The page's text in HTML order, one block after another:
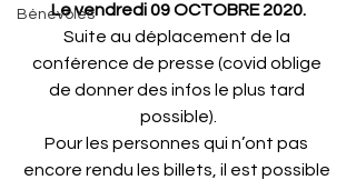
Bénevoles
Le vendredi 09 OCTOBRE 2020.
Suite au déplacement de la
conférence de presse (covid oblige
de donner des infos le plus tard
possible).
Pour les personnes qui n’ont pas
encore rendu les billets, il est possible